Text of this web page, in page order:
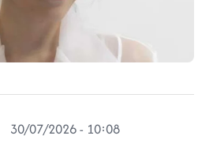
30/07/2026 - 10:08